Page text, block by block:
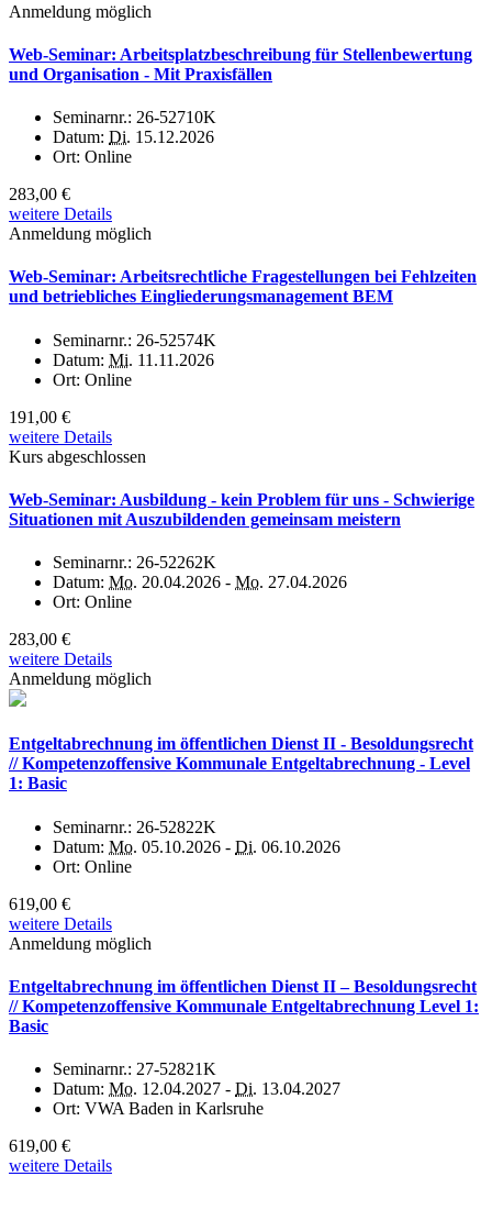
Anmeldung möglich
Web-Seminar: Arbeitsplatzbeschreibung für Stellenbewertung
und Organisation - Mit Praxisfällen
Seminarnr.: 26-52710K
Datum: Di. 15.12.2026
Ort: Online
283,00 €
weitere Details
Anmeldung möglich
Web-Seminar: Arbeitsrechtliche Fragestellungen bei Fehlzeiten
und betriebliches Eingliederungsmanagement BEM
Seminarnr.: 26-52574K
Datum: Mi. 11.11.2026
Ort: Online
191,00 €
weitere Details
Kurs abgeschlossen
Web-Seminar: Ausbildung - kein Problem für uns - Schwierige
Situationen mit Auszubildenden gemeinsam meistern
Seminarnr.: 26-52262K
Datum: Mo. 20.04.2026 - Mo. 27.04.2026
Ort: Online
283,00 €
weitere Details
Anmeldung möglich
Entgeltabrechnung im öffentlichen Dienst II - Besoldungsrecht
// Kompetenzoffensive Kommunale Entgeltabrechnung - Level
1: Basic
Seminarnr.: 26-52822K
Datum: Mo. 05.10.2026 - Di. 06.10.2026
Ort: Online
619,00 €
weitere Details
Anmeldung möglich
Entgeltabrechnung im öffentlichen Dienst II – Besoldungsrecht
// Kompetenzoffensive Kommunale Entgeltabrechnung Level 1:
Basic
Seminarnr.: 27-52821K
Datum: Mo. 12.04.2027 - Di. 13.04.2027
Ort: VWA Baden in Karlsruhe
619,00 €
weitere Details